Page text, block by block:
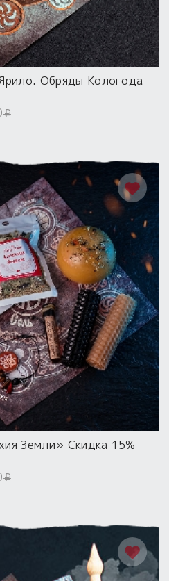
Обряды Кологода
i
Земли» Скидка 15%
i